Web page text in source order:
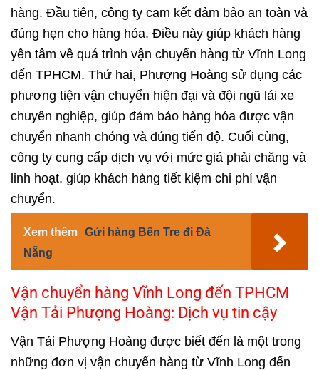
hàng. Đầu tiên, công ty cam kết đảm bảo an toàn và
đúng hẹn cho hàng hóa. Điều này giúp khách hàng
yên tâm về quá trình vận chuyển hàng từ Vĩnh Long
đến TPHCM. Thứ hai, Phượng Hoàng sử dụng các
phương tiện vận chuyển hiện đại và đội ngũ lái xe
chuyên nghiệp, giúp đảm bảo hàng hóa được vận
chuyển nhanh chóng và đúng tiến độ. Cuối cùng,
công ty cung cấp dịch vụ với mức giá phải chăng và
linh hoạt, giúp khách hàng tiết kiệm chi phí vận
chuyển.
Xem thêm Gửi hàng Bến Tre đi Đà
Nẵng
Vận chuyển hàng Vĩnh Long đến TPHCM
Vận Tải Phượng Hoàng: Dịch vụ tin cậy
Vận Tải Phượng Hoàng được biết đến là một trong
những đơn vị vận chuyển hàng từ Vĩnh Long đến